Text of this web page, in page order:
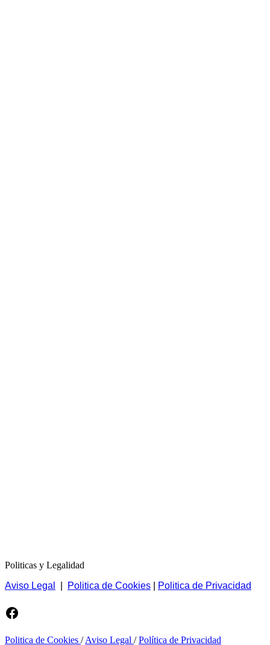
Politicas y Legalidad
Aviso Legal
Politica de Cookies Politica de Privacidad
Facebook
Politica de Cookies /Aviso Legal /Política de Privacidad